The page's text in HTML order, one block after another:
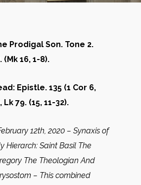
Prodigal Son. Tone 2.
(Mk 16, 1-8).
Epistle. 135 (1 Cor 6,
Lk 79. (15, 11-32).
12th, 2020 – Synaxis of
Hierarch: Saint Basil The
The Theologian And
– This combined